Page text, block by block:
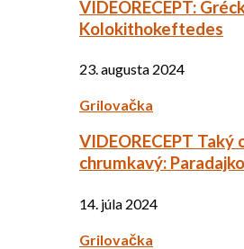
VIDEORECEPT:
Kolokithokeftedes
23. augusta 2024
Grilovačka
VIDEORECEPT Taký
chrumkavý:
14. júla 2024
Grilovačka